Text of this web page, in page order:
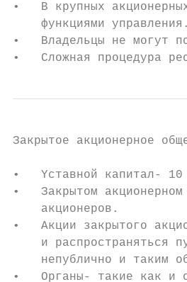
•   В крупных
    функциями управления.
•   Владельцы не могут
•   Сложная процедура
Закрытое акционерное
•   Yставной капитал-
•   Закрытом
    акционеров.
•   Aкции закрытого
и распространяться
непублично и таким
•   Органы- такие как и